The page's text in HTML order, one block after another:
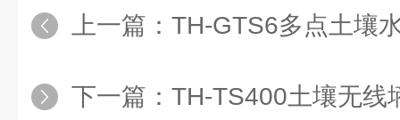
上一篇： TH-GTS6多点土壤
下一篇： TH-TS400土壤无线